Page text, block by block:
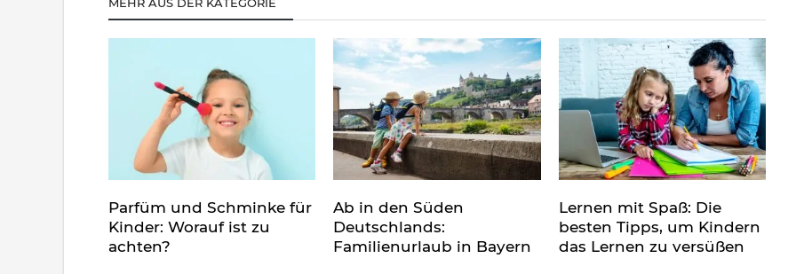
Parfüm und Schminke für
Kinder: Worauf ist zu
achten?
Ab in den Süden
Deutschlands:
Familienurlaub in Bayern
Lernen mit Spaß: Die
besten Tipps, um Kindern
das Lernen zu versüßen